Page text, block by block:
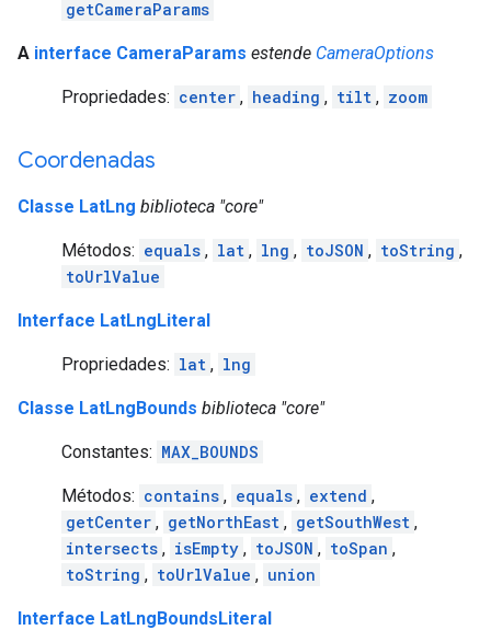
getCameraParams
A interface CameraParams estende CameraOptions
Propriedades: center , heading , tilt , zoom
Coordenadas
Classe LatLng biblioteca "core"
Métodos: equals , lat , lng , toJSON , toString ,
toUrlValue
Interface LatLngLiteral
Propriedades: lat , lng
Classe LatLngBounds biblioteca "core"
Constantes: MAX_BOUNDS
Métodos: contains , equals , extend ,
getCenter , getNorthEast , getSouthWest ,
intersects , isEmpty , toJSON , toSpan ,
toString , toUrlValue , union
Interface LatLngBoundsLiteral